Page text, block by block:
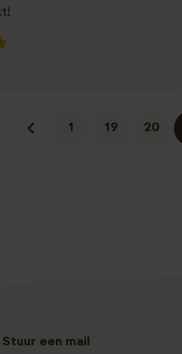
1 19 20
Stuur een mail